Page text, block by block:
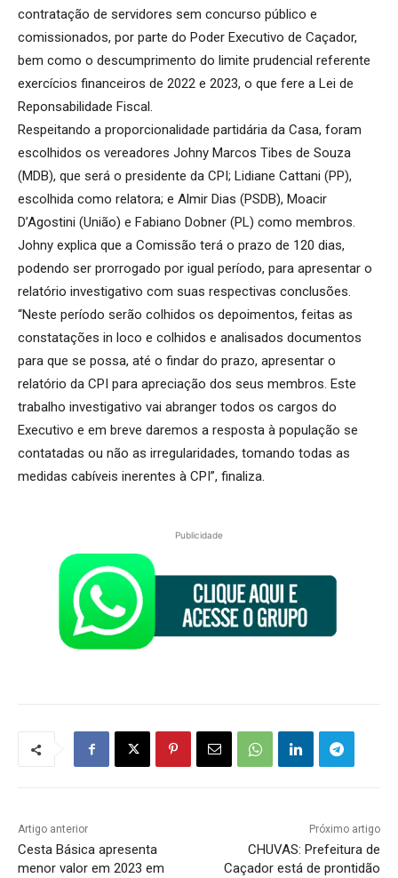
contratação de servidores sem concurso público e
comissionados, por parte do Poder Executivo de Caçador,
bem como o descumprimento do limite prudencial referente
exercícios financeiros de 2022 e 2023, o que fere a Lei de
Reponsabilidade Fiscal.
Respeitando a proporcionalidade partidária da Casa, foram
escolhidos os vereadores Johny Marcos Tibes de Souza
(MDB), que será o presidente da CPI; Lidiane Cattani (PP),
escolhida como relatora; e Almir Dias (PSDB), Moacir
D’Agostini (União) e Fabiano Dobner (PL) como membros.
Johny explica que a Comissão terá o prazo de 120 dias,
podendo ser prorrogado por igual período, para apresentar o
relatório investigativo com suas respectivas conclusões.
“Neste período serão colhidos os depoimentos, feitas as
constatações in loco e colhidos e analisados documentos
para que se possa, até o findar do prazo, apresentar o
relatório da CPI para apreciação dos seus membros. Este
trabalho investigativo vai abranger todos os cargos do
Executivo e em breve daremos a resposta à população se
contatadas ou não as irregularidades, tomando todas as
medidas cabíveis inerentes à CPI”, finaliza.
Publicidade
Artigo anterior
Cesta Básica apresenta
menor valor em 2023 em
Próximo artigo
CHUVAS: Prefeitura de
Caçador está de prontidão